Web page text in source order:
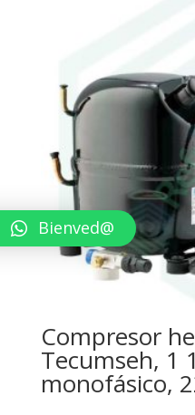
Compresor
Tecumseh, 1
monofásico,
Bienved@